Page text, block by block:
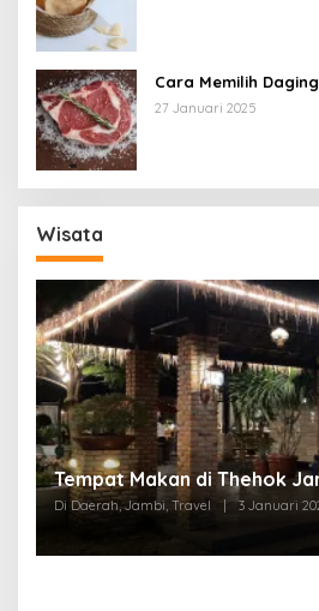
Cara Memilih
27 Januari 2025
Wisata
Tempat Makan di Thehok
Di Daerah, Jambi, Travel 3 Januari